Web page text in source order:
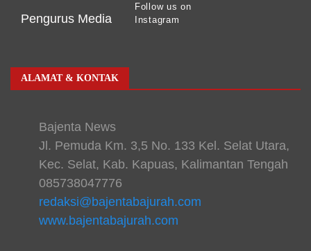
Pengurus Media
Follow us on
Instagram
ALAMAT & KONTAK
Bajenta News
Jl. Pemuda Km. 3,5 No. 133 Kel. Selat Utara,
Kec. Selat, Kab. Kapuas, Kalimantan Tengah
085738047776
redaksi@bajentabajurah.com
www.bajentabajurah.com